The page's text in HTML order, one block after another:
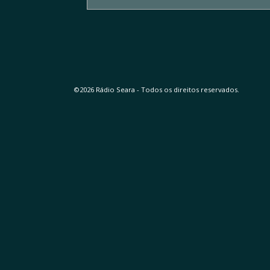
©2026 Rádio Seara - Todos os direitos reservados.